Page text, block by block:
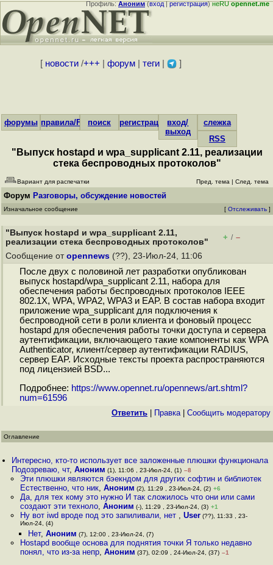
Профиль:Аноним(вход|регистрация)неRUopennet.me
[ новости/+++ форум| теги| ]
форумы правила/FAQпоиск регистрациявход/
выход
слежка
RSS
"Выпуск hostapd и wpa_supplicant 2.11, реализации
стека беспроводных протоколов"
Вариант для распечатки Пред. тема | След. тема
Форум Разговоры, обсуждение новостей
Изначальное сообщение [ Отслеживать ]
"Выпуск hostapd и wpa_supplicant 2.11,
реализации стека беспроводных протоколов"
+ / –
Сообщение от opennews (??), 23-Июл-24, 11:06
После двух с половиной лет разработки опубликован
выпуск hostapd/wpa_supplicant 2.11, набора для
обеспечения работы беспроводных протоколов IEEE
802.1X, WPA, WPA2, WPA3 и EAP. В состав набора входит
приложение wpa_supplicant для подключения к
беспроводной сети в роли клиента и фоновый процесс
hostapd для обеспечения работы точки доступа и сервера
аутентификации, включающего такие компоненты как WPA
Authenticator, клиент/сервер аутентификации RADIUS,
сервер EAP. Исходные тексты проекта распространяются
под лицензией BSD...
Подробнее: https://www.opennet.ru/opennews/art.shtml?
num=61596
Ответить Правка| Cообщить модератору
Оглавление
Интересно, кто-то использует все заложенные плюшки функционала
Подозреваю, чт,Аноним (1), 11:06 , 23-Июл-24, (1) –8
Эти плюшки являются бэекндом для других софтин и библиотек
Естественно, что ник, Аноним (2), 11:29 , 23-Июл-24, (2) +6
Да, для тех кому это нужно И так сложилось что они или сами
создают эти техноло, Аноним (-), 11:29 , 23-Июл-24, (3) +1
Ну вот iwd вроде под это запиливали, нет , User(??), 11:33 , 23-
Июл-24, (4)
Нет, Аноним (7), 12:00 , 23-Июл-24, (7)
Hostapd вообще основа для поднятия точки Я только недавно
понял, что из-за непр, Аноним (37), 02:09 , 24-Июл-24, (37) –1